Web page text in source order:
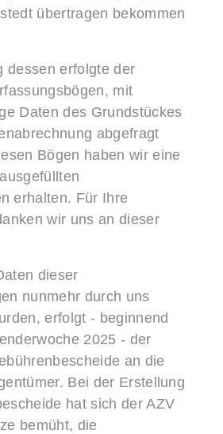
übertragen bekommen
dessen erfolgte der
mit
Daten des Grundstückes
abgefragt
Bögen haben wir eine
erhalten. Für Ihre
wir uns an dieser
dieser
nunmehr durch uns
erfolgt - beginnend
2025 - der
an die
Bei der Erstellung
hat sich der AZV
bemüht, die